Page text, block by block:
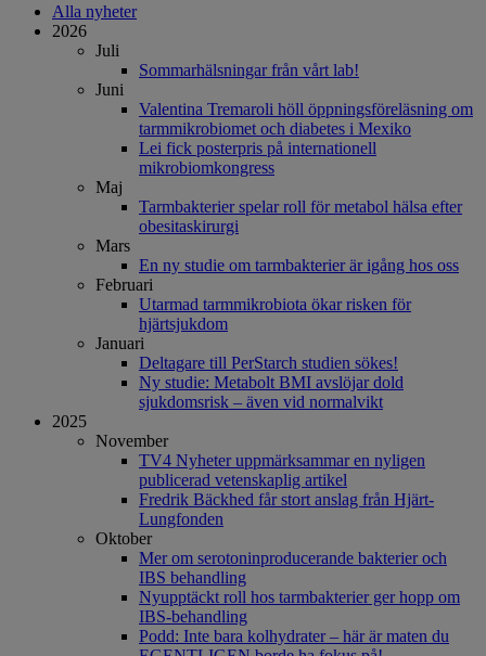
Alla nyheter
2026
Juli
Sommarhälsningar från vårt lab!
Juni
Valentina Tremaroli höll öppningsföreläsning om
tarmmikrobiomet och diabetes i Mexiko
Lei fick posterpris på internationell
mikrobiomkongress
Maj
Tarmbakterier spelar roll för metabol hälsa efter
obesitaskirurgi
Mars
En ny studie om tarmbakterier är igång hos oss
Februari
Utarmad tarmmikrobiota ökar risken för
hjärtsjukdom
Januari
Deltagare till PerStarch studien sökes!
Ny studie: Metabolt BMI avslöjar dold
sjukdomsrisk – även vid normalvikt
2025
November
TV4 Nyheter uppmärksammar en nyligen
publicerad vetenskaplig artikel
Fredrik Bäckhed får stort anslag från Hjärt-
Lungfonden
Oktober
Mer om serotoninproducerande bakterier och
IBS behandling
Nyupptäckt roll hos tarmbakterier ger hopp om
IBS-behandling
Podd: Inte bara kolhydrater – här är maten du